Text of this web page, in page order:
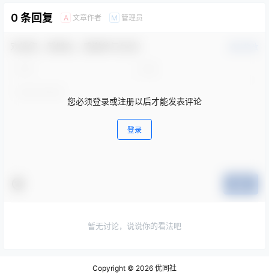
0 条回复 A 文章作者 M 管理员
您必须登录或注册以后才能发表评论
登录
暂无讨论，说说你的看法吧
Copyright © 2026 优同社